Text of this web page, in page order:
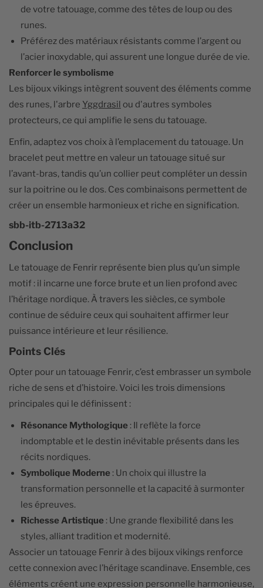
de votre tatouage, comme des têtes de loup ou des
runes.
Préférez des matériaux résistants comme l’argent ou
l’acier inoxydable, qui assurent une longue durée de vie.
Renforcer le symbolisme
Les bijoux vikings intègrent souvent des éléments comme
des runes, l'arbre Yggdrasil ou d'autres symboles
protecteurs, ce qui amplifie le sens du tatouage.
Enfin, adaptez vos choix à l’emplacement du tatouage. Un
bracelet peut mettre en valeur un tatouage situé sur
l’avant-bras, tandis qu’un collier peut compléter un dessin
sur la poitrine ou le dos. Ces combinaisons permettent de
créer un ensemble harmonieux et riche en signification.
sbb-itb-2713a32
Conclusion
Le tatouage de Fenrir représente bien plus qu’un simple
motif : il incarne une force brute et un lien profond avec
l’héritage nordique. À travers les siècles, ce symbole
continue de séduire ceux qui souhaitent affirmer leur
puissance intérieure et leur résilience.
Points Clés
Opter pour un tatouage Fenrir, c’est embrasser un symbole
riche de sens et d’histoire. Voici les trois dimensions
principales qui le définissent :
Résonance Mythologique : Il reflète la force
indomptable et le destin inévitable présents dans les
récits nordiques.
Symbolique Moderne : Un choix qui illustre la
transformation personnelle et la capacité à surmonter
les épreuves.
Richesse Artistique : Une grande flexibilité dans les
styles, alliant tradition et modernité.
Associer un tatouage Fenrir à des bijoux vikings renforce
cette connexion avec l’héritage scandinave. Ensemble, ces
éléments créent une expression personnelle harmonieuse,